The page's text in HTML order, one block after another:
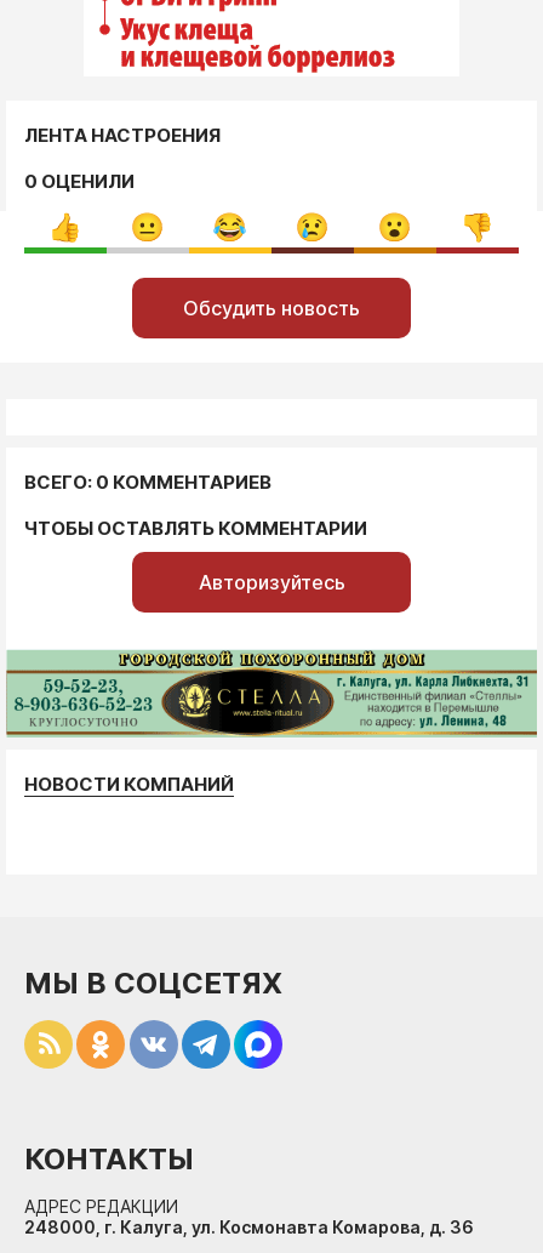
ЛЕНТА НАСТРОЕНИЯ
0 ОЦЕНИЛИ
Обсудить новость
ВСЕГО: 0 КОММЕНТАРИЕВ
ЧТОБЫ ОСТАВЛЯТЬ КОММЕНТАРИИ
Авторизуйтесь
НОВОСТИ КОМПАНИЙ
МЫ В СОЦСЕТЯХ
КОНТАКТЫ
АДРЕС РЕДАКЦИИ
248000, г. Калуга, ул. Космонавта Комарова, д. 36